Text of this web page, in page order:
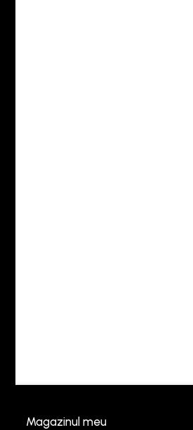
Magazinul meu